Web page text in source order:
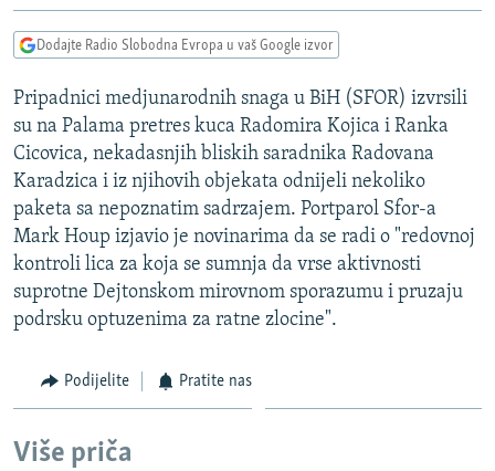
Pređite
pretragu
VIZUELNO
VIDEO
FOTOGALERIJE
INFOGRAFIKE
PODCASTI
RAT U UKRAJINI
KINA NA BALKANU
RSE PRIČE IZ SVIJETA
ISPRIČAJ MI
DNEVNO@RSE
VIŠE OD NASLOVA
POPLAVE I KLIZIŠTA U BIH 2024.
Dodajte Radio Slobodna Evropa u vaš Google izvor
Pripadnici medjunarodnih snaga u BiH (SFOR) izvrsili
su na Palama pretres kuca Radomira Kojica i Ranka
Cicovica, nekadasnjih bliskih saradnika Radovana
Karadzica i iz njihovih objekata odnijeli nekoliko
paketa sa nepoznatim sadrzajem. Portparol Sfor-a
Mark Houp izjavio je novinarima da se radi o "redovnoj
kontroli lica za koja se sumnja da vrse aktivnosti
suprotne Dejtonskom mirovnom sporazumu i pruzaju
podrsku optuzenima za ratne zlocine".
Podijelite Pratite nas
Više priča